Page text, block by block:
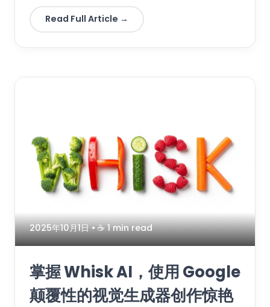
Read Full Article →
2025年10月1日 • ☕️ 1 min read
掌握 Whisk AI，使用 Google
颠覆性的视觉生成器创作惊艳